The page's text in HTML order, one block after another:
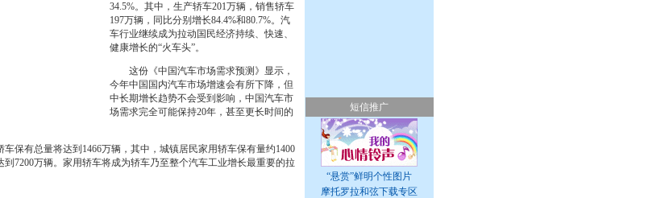
34.5%。其中，生产轿车201万辆，销售轿车
197万辆，同比分别增长84.4%和80.7%。汽
车行业继续成为拉动国民经济持续、快速、
健康增长的“火车头”。
这份《中国汽车市场需求预测》显示，
今年中国国内汽车市场增速会有所下降，但
中长期增长趋势不会受到影响，中国汽车市
场需求完全可能保持20年，甚至更长时间的
有总量将达到1466万辆，其中，城镇居民家用轿车保有量约1400
7200万辆。家用轿车将成为轿车乃至整个汽车工业增长最重要的拉
短信推广
“悬赏”鲜明个性图片
摩托罗拉和弦下载专区